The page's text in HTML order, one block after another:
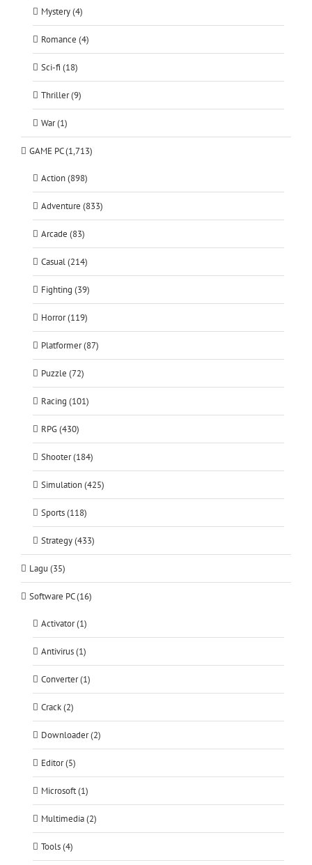
Mystery (4)
Romance (4)
Sci-fi (18)
Thriller (9)
War (1)
GAME PC (1,713)
Action (898)
Adventure (833)
Arcade (83)
Casual (214)
Fighting (39)
Horror (119)
Platformer (87)
Puzzle (72)
Racing (101)
RPG (430)
Shooter (184)
Simulation (425)
Sports (118)
Strategy (433)
Lagu (35)
Software PC (16)
Activator (1)
Antivirus (1)
Converter (1)
Crack (2)
Downloader (2)
Editor (5)
Microsoft (1)
Multimedia (2)
Tools (4)